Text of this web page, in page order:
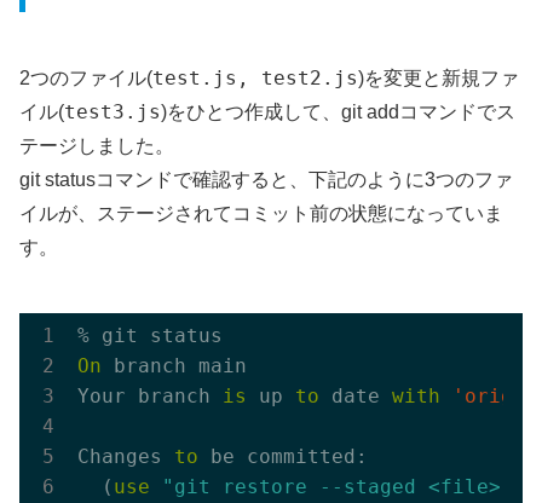
2つのファイル(test.js, test2.js)を変更と新規ファ
イル(test3.js)をひとつ作成して、git addコマンドでス
テージしました。
git statusコマンドで確認すると、下記のように3つのファ
イルが、ステージされてコミット前の状態になっていま
す。
On branch main
Your branch is up to date with 'origin
Changes to be committed:
  (
use "git restore --staged